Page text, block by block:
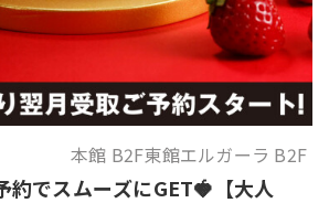
本館 B2F東館エルガーラ B2F
約でスムーズにGET🍓【大人